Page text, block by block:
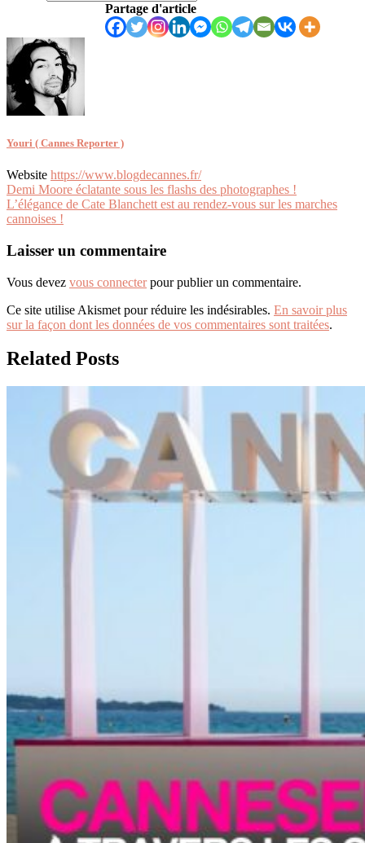
Partage d'article
Youri ( Cannes Reporter )
Website https://www.blogdecannes.fr/
Navigation
de
Demi Moore éclatante sous les flashs des photographes !
L’élégance de Cate Blanchett est au rendez-vous sur les marches
cannoises !
Laisser un commentaire
Vous devez vous connecterpour publier un commentaire.
Ce site utilise Akismet pour réduire les indésirables. En savoir plus
sur la façon dont les données de vos commentaires sont traitées.
Related Posts